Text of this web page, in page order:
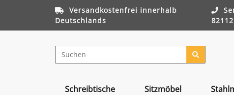
Versandkostenfrei innerhalb
Deutschlands
Schreibtische Sitzmöbel